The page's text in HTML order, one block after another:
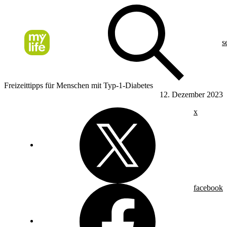
Freizeittipps für Menschen mit Typ-1-Diabetes
12. Dezember 2023
x
facebook